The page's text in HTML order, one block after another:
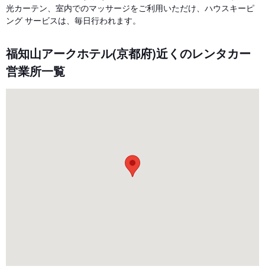
光カーテン、室内でのマッサージをご利用いただけ、ハウスキーピ
ング サービスは、毎日行われます。
福知山アークホテル(京都府)近くのレンタカー
営業所一覧